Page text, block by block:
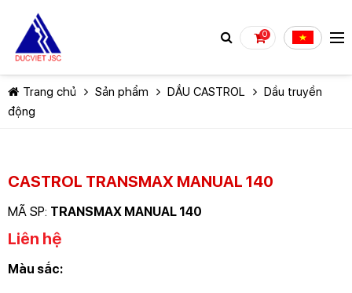
0
TIẾP TỤC MUA HÀNG
Trang chủ Sản phẩm DẦU CASTROL
Dầu truyền
động
CASTROL TRANSMAX MANUAL 140
MÃ SP: TRANSMAX MANUAL 140
Liên hệ
Màu sắc: